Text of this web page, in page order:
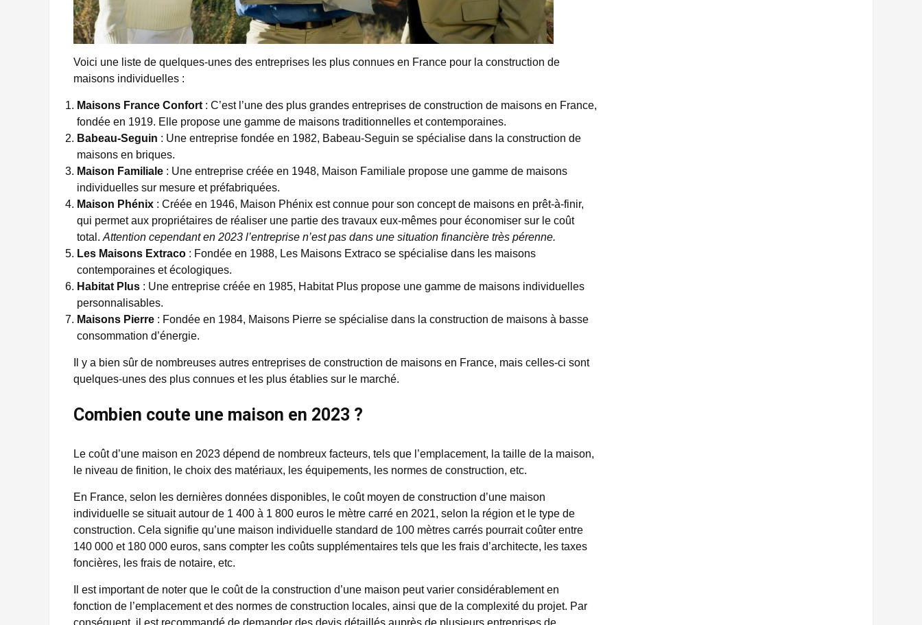
Voici une liste de quelques-unes des entreprises les plus connues en France pour la construction de
maisons individuelles :
Maisons France Confort : C’est l’une des plus grandes entreprises de construction de maisons en France,
fondée en 1919. Elle propose une gamme de maisons traditionnelles et contemporaines.
Babeau-Seguin : Une entreprise fondée en 1982, Babeau-Seguin se spécialise dans la construction de
maisons en briques.
Maison Familiale : Une entreprise créée en 1948, Maison Familiale propose une gamme de maisons
individuelles sur mesure et préfabriquées.
Maison Phénix : Créée en 1946, Maison Phénix est connue pour son concept de maisons en prêt-à-finir,
qui permet aux propriétaires de réaliser une partie des travaux eux-mêmes pour économiser sur le coût
total. Attention cependant en 2023 l’entreprise n’est pas dans une situation financière très pérenne.
Les Maisons Extraco : Fondée en 1988, Les Maisons Extraco se spécialise dans les maisons
contemporaines et écologiques.
Habitat Plus : Une entreprise créée en 1985, Habitat Plus propose une gamme de maisons individuelles
personnalisables.
Maisons Pierre : Fondée en 1984, Maisons Pierre se spécialise dans la construction de maisons à basse
consommation d’énergie.
Il y a bien sûr de nombreuses autres entreprises de construction de maisons en France, mais celles-ci sont
quelques-unes des plus connues et les plus établies sur le marché.
Combien coute une maison en 2023 ?
Le coût d’une maison en 2023 dépend de nombreux facteurs, tels que l’emplacement, la taille de la maison,
le niveau de finition, le choix des matériaux, les équipements, les normes de construction, etc.
En France, selon les dernières données disponibles, le coût moyen de construction d’une maison
individuelle se situait autour de 1 400 à 1 800 euros le mètre carré en 2021, selon la région et le type de
construction. Cela signifie qu’une maison individuelle standard de 100 mètres carrés pourrait coûter entre
140 000 et 180 000 euros, sans compter les coûts supplémentaires tels que les frais d’architecte, les taxes
foncières, les frais de notaire, etc.
Il est important de noter que le coût de la construction d’une maison peut varier considérablement en
fonction de l’emplacement et des normes de construction locales, ainsi que de la complexité du projet. Par
conséquent, il est recommandé de demander des devis détaillés auprès de plusieurs entreprises de